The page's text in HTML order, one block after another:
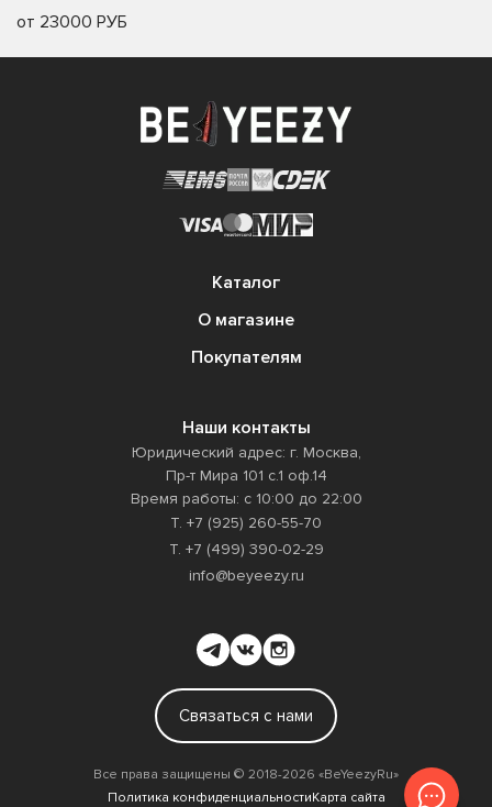
от 23000 РУБ
Каталог
О магазине
Покупателям
Наши контакты
Юридический адрес: г. Москва,
Пр-т Мира 101 с.1 оф.14
Время работы: с 10:00 до 22:00
Т. +7 (925) 260-55-70
Т. +7 (499) 390-02-29
info@beyeezy.ru
Связаться с нами
Все права защищены ©️ 2018-2026 «BeYeezyRu»
Политика конфиденциальностиКарта сайта